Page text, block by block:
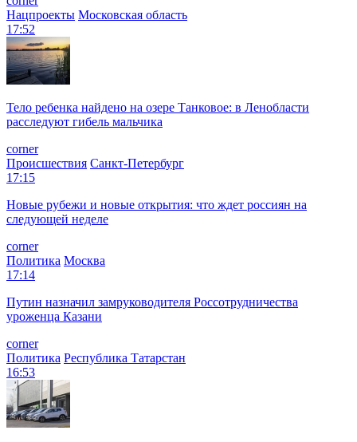
Нацпроекты Московская область
17:52
Тело ребенка найдено на озере Танковое: в Ленобласти
расследуют гибель мальчика
corner
Происшествия Санкт-Петербург
17:15
Новые рубежи и новые открытия: что ждет россиян на
следующей неделе
corner
Политика Москва
17:14
Путин назначил замруководителя Россотрудничества
уроженца Казани
corner
Политика Республика Татарстан
16:53